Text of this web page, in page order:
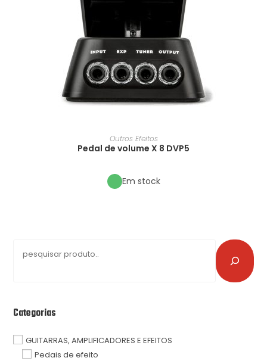
Outros Efeitos
Pedal de volume X 8 DVP5
Em stock
Categorias
GUITARRAS, AMPLIFICADORES E EFEITOS
Pedais de efeito